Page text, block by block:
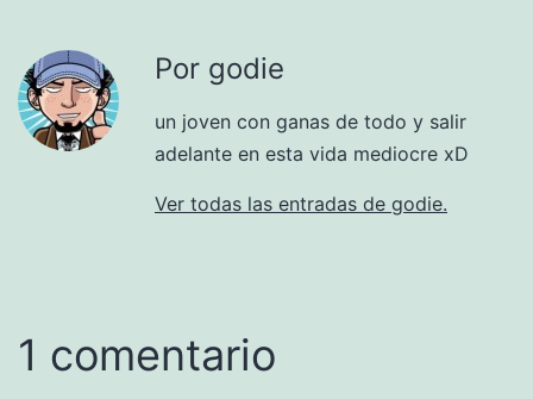
Por godie
un joven con ganas de todo y salir
adelante en esta vida mediocre xD
Ver todas las entradas de godie.
1 comentario